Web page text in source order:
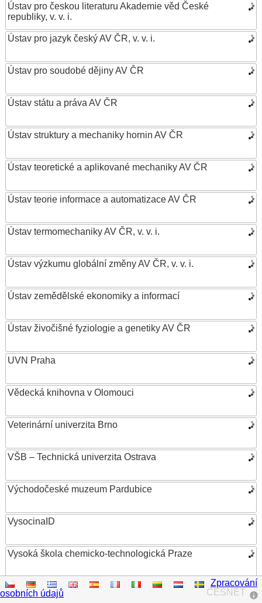
Ústav pro českou literaturu Akademie věd České
republiky, v. v. i.
Ústav pro jazyk český AV ČR, v. v. i.
Ústav pro soudobé dějiny AV ČR
Ústav státu a práva AV ČR
Ústav struktury a mechaniky hornin AV ČR
Ústav teoretické a aplikované mechaniky AV ČR
Ústav teorie informace a automatizace AV ČR
Ústav termomechaniky AV ČR, v. v. i.
Ústav výzkumu globální změny AV ČR, v. v. i.
Ústav zemědělské ekonomiky a informací
Ústav živočišné fyziologie a genetiky AV ČR
UVN Praha
Vědecká knihovna v Olomouci
Veterinární univerzita Brno
VŠB – Technická univerzita Ostrava
Východočeské muzeum Pardubice
VysocinaID
Vysoká škola chemicko-technologická Praze
Vysoká škola ekonomická v Praze
CESNET
Zpracování
osobních údajů